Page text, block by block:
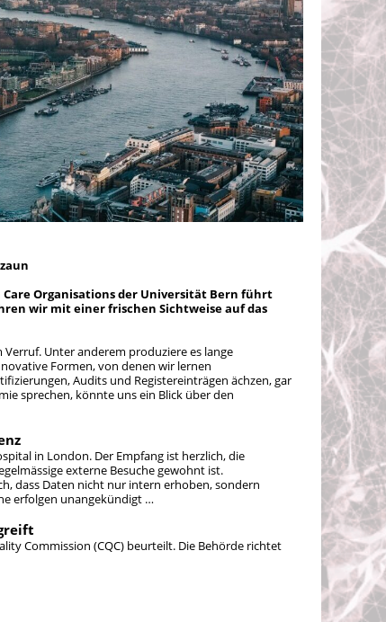
Care Organisations der Universität Bern führt
wir mit einer frischen Sichtweise aufdas
Unter anderem produziere es lange
Formen, von denen wir lernen
Audits und Registereinträgen ächzen, gar
sprechen, könnte uns ein Blick über den
in London. Der Empfang ist herzlich, die
externe Besuche gewohnt ist.
dass Daten nicht nur intern erhoben, sondern
erfolgen unangekündigt …
Commission (CQC) beurteilt. Die Behörde richtet